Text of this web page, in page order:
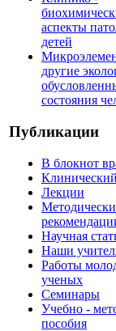
аспекты
детей
другие
состояния
Публикации
В блокнот
Лекции
Научная
Наши
Работы
ученых
Семинары
Учебно -
пособия